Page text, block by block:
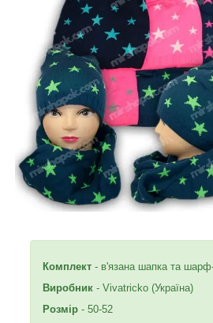
Комплект - в'язана шапка та
Виробник - Vivatricko (Україна)
Розмір - 50-52